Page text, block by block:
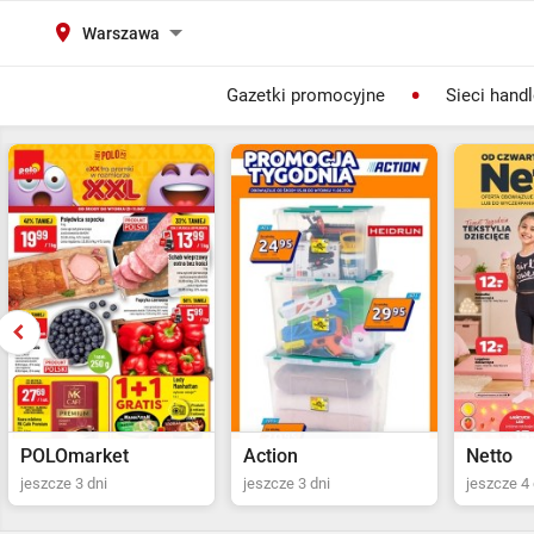
Warszawa
Gazetki promocyjne Sieci
Action
jeszcze 3 dni
Netto
jeszcze 4 dni Ostatni